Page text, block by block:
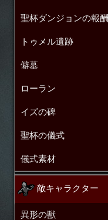
聖杯ダンジョンの報酬
トゥメル遺跡
僻墓
ローラン
イズの碑
聖杯の儀式
儀式素材
敵キャラクター
異形の獣